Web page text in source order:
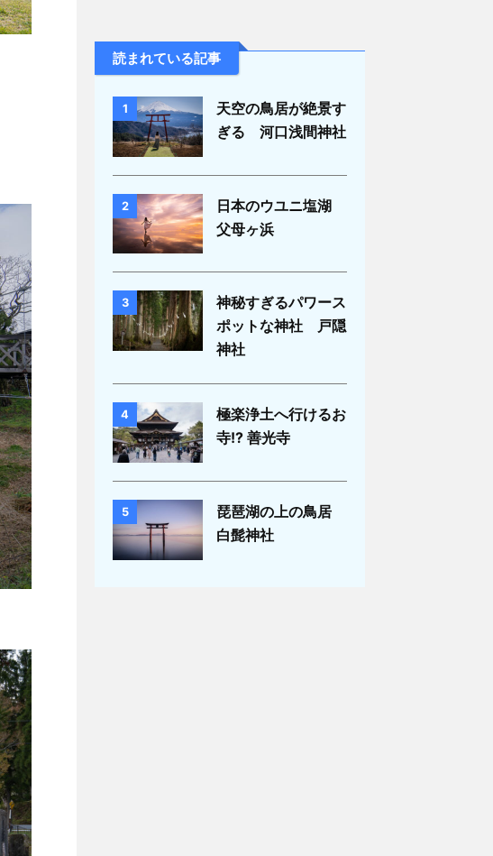
読まれている記事
1
天空の鳥居が絶景す
ぎる 河口浅間神社
2
日本のウユニ塩湖
父母ヶ浜
3
神秘すぎるパワース
ポットな神社 戸隠
神社
4
極楽浄土へ行けるお
寺!? 善光寺
5
琵琶湖の上の鳥居
白髭神社